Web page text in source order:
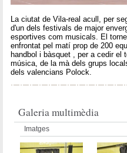
La ciutat de Vila-real acull, per
d'un dels festivals de major
esportives com musicals. El
enfrontat pel matí prop de 200
handbol i bàsquet , per a cedir el
música, de la mà dels grups
dels valencians Polock.
Galeria multimèdia
Imatges